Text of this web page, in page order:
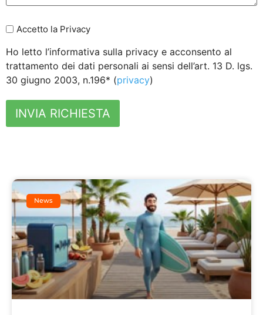
Accetto la Privacy
Ho letto l’informativa sulla privacy e acconsento al
trattamento dei dati personali ai sensi dell’art. 13 D. lgs.
30 giugno 2003, n.196* (privacy)
INVIA RICHIESTA
News